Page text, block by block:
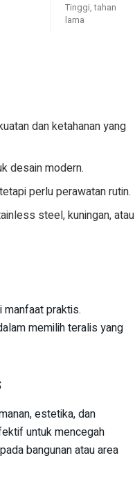
Tinggi, tahan
lama
dan ketahanan yang
desain modern.
perlu perawatan rutin.
steel, kuningan, atau
praktis.
memilih teralis yang
estetika, dan
untuk mencegah
bangunan atau area